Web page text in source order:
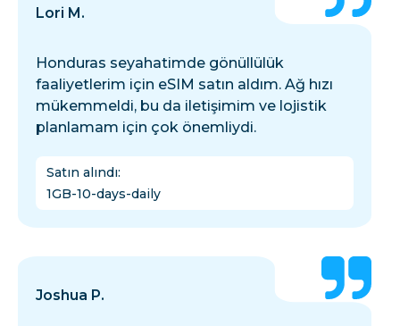
Lori M.
Honduras seyahatimde gönüllülük
faaliyetlerim için eSIM satın aldım. Ağ hızı
mükemmeldi, bu da iletişimim ve lojistik
planlamam için çok önemliydi.
Satın alındı:
1GB-10-days-daily
Joshua P.